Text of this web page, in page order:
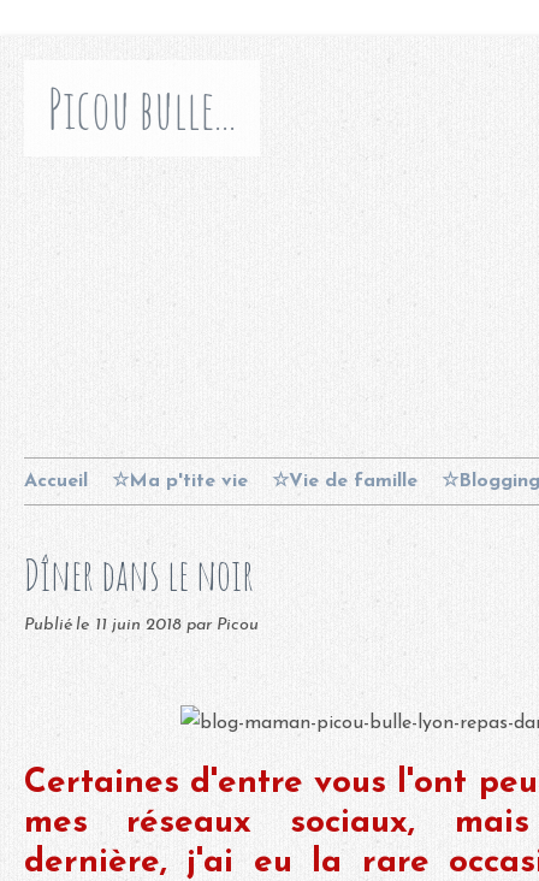
Picou bulle...
Accueil ☆Ma p'tite vie ☆Vie de famille ☆Blogging
Dîner dans le noir
Publié le 11 juin 2018 par Picou
Certaines d'entre vous l'ont
mes réseaux sociaux,
dernière, j'ai eu la rare